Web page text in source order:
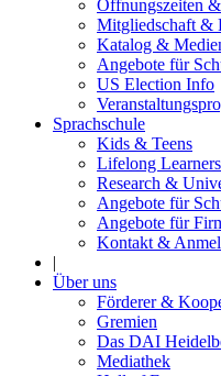
Öffnungszeiten
Mitgliedschaft &
Katalog &
Angebote für
US Election Info
Sprachschule
Kids & Teens
Lifelong Learners
Research &
Angebote für
Angebote für
Kontakt &
|
Über uns
Förderer &
Gremien
Das DAI
Mediathek